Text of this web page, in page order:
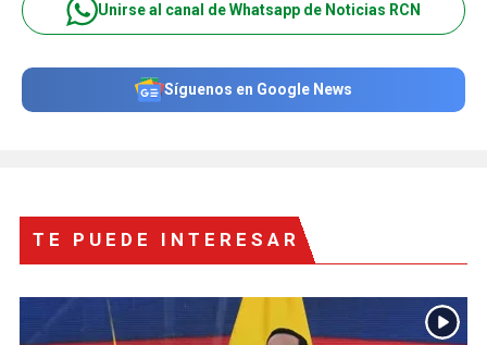
Unirse al canal de Whatsapp de Noticias RCN
Síguenos en Google News
TE PUEDE INTERESAR